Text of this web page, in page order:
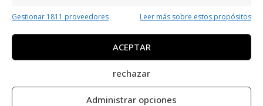
Gestionar 1811 proveedores Leer más sobre estos propósitos
ACEPTAR
rechazar
Administrar opciones
mismo para reservar tu cita! Encuentra sus
datos de contacto en esta web.
Encuentra otros negocios
afines de Orihuela Costa